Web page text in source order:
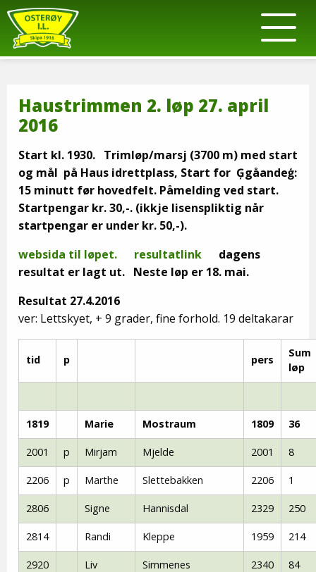
Haustrimmen 2. løp 27. april
2016
Start kl. 1930. Trimløp/marsj (3700 m) med start
og mål på Haus idrettplass, Start for Ģgåandeģ:
15 minutt før hovedfelt. Påmelding ved start.
Startpengar kr. 30,-. (ikkje lisenspliktig når
startpengar er under kr. 50,-).
websida til løpet.
resultatlink dagens
resultat er lagt ut. Neste løp er 18. mai.
Resultat 27.4.2016
ver: Lettskyet, + 9 grader, fine forhold. 19 deltakarar
tid p pers
Sum
løp
1819 Marie Mostraum 1809 36
2001 p Mirjam Mjelde 2001 8
2206 p Marthe Slettebakken 2206 1
2806 Signe Hannisdal 2329 250
2814 Randi Kleppe 1959 214
2920 Liv Simmenes 2340 84